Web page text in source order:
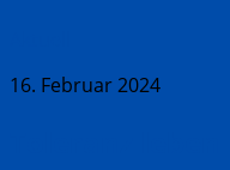
16. Februar 2024